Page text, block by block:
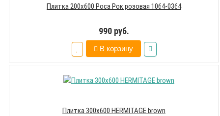
Плитка 200х600 Роса Рок розовая 1064-0364
990 руб.
В корзину
Плитка 300х600 HERMITAGE brown